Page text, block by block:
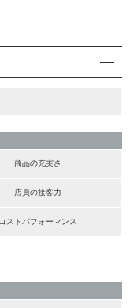
商品の充実さ
店員の接客力
コストパフォーマンス